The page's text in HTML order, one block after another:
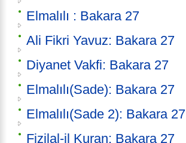
Elmalılı : Bakara 27
Ali Fikri Yavuz: Bakara 27
Diyanet Vakfi: Bakara 27
Elmalılı(Sade): Bakara 27
Elmalılı(Sade 2): Bakara 27
Fizilal-il Kuran: Bakara 27